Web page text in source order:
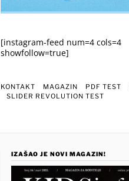
[instagram-feed num=4 cols=4
showfollow=true]
KONTAKT MAGAZIN PDF TEST
SLIDER REVOLUTION TEST
IZAŠAO JE NOVI MAGAZIN!